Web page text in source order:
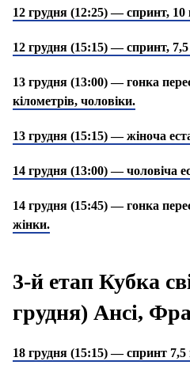
12 грудня (12:25) — спринт, 10
12 грудня (15:15) — спринт,
13 грудня (13:00) — гонка
кілометрів, чоловіки.
13 грудня (15:15) — жіноча
14 грудня (13:00) — чоловіча
14 грудня (15:45) — гонка
жінки.
3-й етап Кубка
грудня) Ансі,
18 грудня (15:15) — спринт 7,5